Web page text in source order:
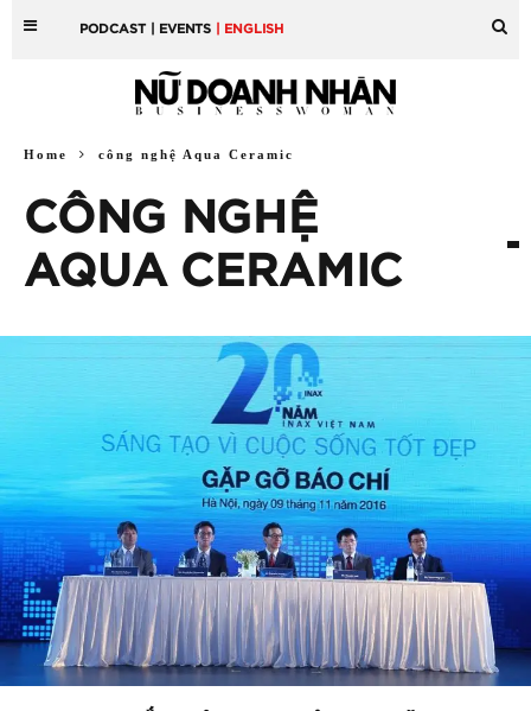
PODCAST | EVENTS | ENGLISH
Home công nghệ Aqua Ceramic
CÔNG NGHỆ
AQUA CERAMIC